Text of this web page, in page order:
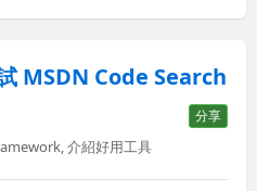
MSDN Code Search
分享
,介紹好用工具